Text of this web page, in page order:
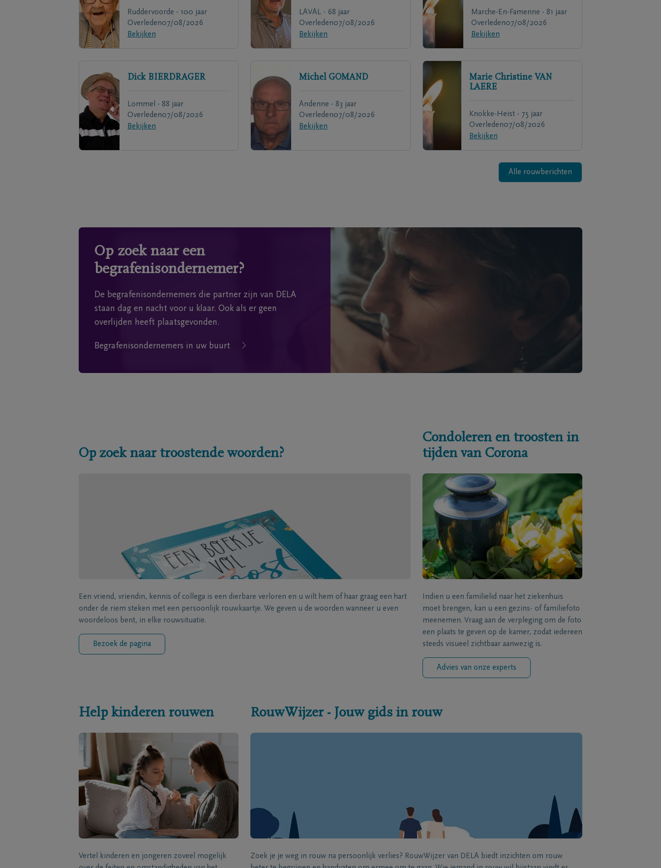
Ruddervoorde - 100 jaar
Overleden07/08/2026
Bekijken
LAVAL - 68 jaar
Overleden07/08/2026
Bekijken
Marche-En-Famenne - 81 jaar
Overleden07/08/2026
Bekijken
Dick BIERDRAGER
Lommel - 88 jaar
Overleden07/08/2026
Bekijken
Michel GOMAND
Andenne - 83 jaar
Overleden07/08/2026
Bekijken
Marie Christine VAN
LAERE
Knokke-Heist - 75 jaar
Overleden07/08/2026
Bekijken
Alle rouwberichten
Op zoek naar een
begrafenisondernemer?
De begrafenisondernemers die partner zijn van DELA
staan dag en nacht voor u klaar. Ook als er geen
overlijden heeft plaatsgevonden.
Begrafenisondernemers in uw buurt
Op zoek naar troostende woorden?
Een vriend, vriendin, kennis of collega is een dierbare verloren en u wilt hem of haar graag een hart
onder de riem steken met een persoonlijk rouwkaartje. We geven u de woorden wanneer u even
woordeloos bent, in elke rouwsituatie.
Bezoek de pagina
Condoleren en troosten in
tijden van Corona
Indien u een familielid naar het ziekenhuis
moet brengen, kan u een gezins- of familiefoto
meenemen. Vraag aan de verpleging om de foto
een plaats te geven op de kamer, zodat iedereen
steeds visueel zichtbaar aanwezig is.
Advies van onze experts
Help kinderen rouwen
Vertel kinderen en jongeren zoveel mogelijk
RouwWijzer - Jouw gids in rouw
Zoek je je weg in rouw na persoonlijk verlies? RouwWijzer van DELA biedt inzichten om rouw